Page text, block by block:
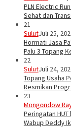
PLN Electric
Sehat dan
21
SulutJuli 25,
Hormati Jasa
Palu 3 Topang
22
SulutJuli 24,
Topang Usaha
Resmikan
23
Mongondow
Peringatan
Wabup Deddy